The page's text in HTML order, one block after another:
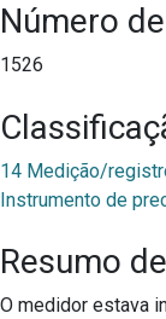
Número
1526
14 Medição/
Instrumento de
Resumo
O medidor estava